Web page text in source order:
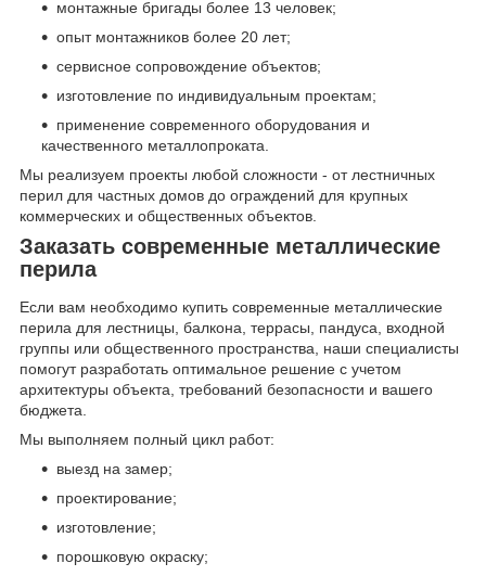
монтажные бригады более 13 человек;
опыт монтажников более 20 лет;
сервисное сопровождение объектов;
изготовление по индивидуальным проектам;
применение современного оборудования и
качественного металлопроката.
Мы реализуем проекты любой сложности - от лестничных
перил для частных домов до ограждений для крупных
коммерческих и общественных объектов.
Заказать современные металлические
перила
Если вам необходимо купить современные металлические
перила для лестницы, балкона, террасы, пандуса, входной
группы или общественного пространства, наши специалисты
помогут разработать оптимальное решение с учетом
архитектуры объекта, требований безопасности и вашего
бюджета.
Мы выполняем полный цикл работ:
выезд на замер;
проектирование;
изготовление;
порошковую окраску;